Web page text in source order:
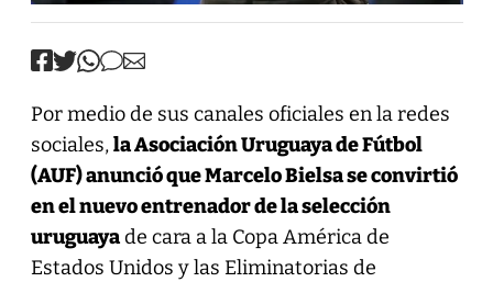
Por medio de sus canales oficiales en la redes
sociales,la Asociación Uruguaya de Fútbol
(AUF) anunció que Marcelo Bielsa se convirtió
en el nuevo entrenador de la selección
uruguayade cara a la Copa América de
Estados Unidos y las Eliminatorias de